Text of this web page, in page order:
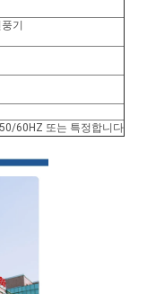
기
60HZ 또는 특정합니다